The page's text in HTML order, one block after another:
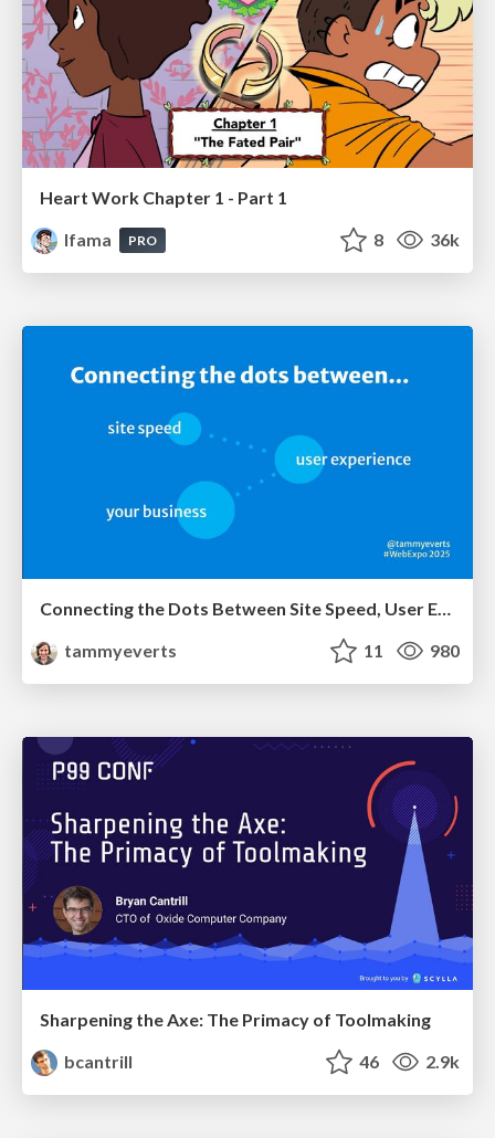
Heart Work Chapter 1 - Part 1
lfama
PRO 8 36k
Connecting the Dots Between Site Speed, User Experience & Your Business [WebExpo 2025]
tammyeverts
11 980
Sharpening the Axe: The Primacy of Toolmaking
bcantrill
46 2.9k